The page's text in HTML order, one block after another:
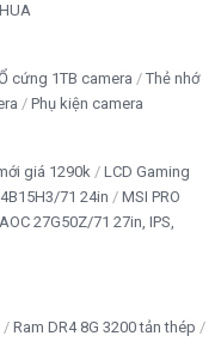
cứng 1TB camera
Thẻ nhớ
Phụ kiện camera
giá 1290k
LCD Gaming
71 24in
MSI PRO
27G50Z/71 27in, IPS,
Ram DR4 8G 3200 tản thép